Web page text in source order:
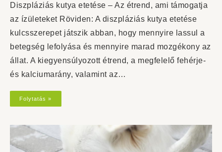
Diszpláziás kutya etetése – Az étrend, ami támogatja
az ízületeket Röviden: A diszpláziás kutya etetése
kulcsszerepet játszik abban, hogy mennyire lassul a
betegség lefolyása és mennyire marad mozgékony az
állat. A kiegyensúlyozott étrend, a megfelelő fehérje-
és kalciumarány, valamint az…
Folytatás »